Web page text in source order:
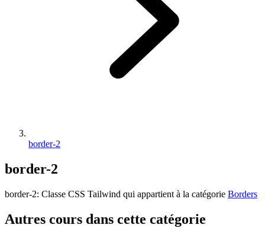
border-2
border-2
border-2: Classe CSS Tailwind qui appartient à la catégorie Borders
Autres cours dans cette catégorie